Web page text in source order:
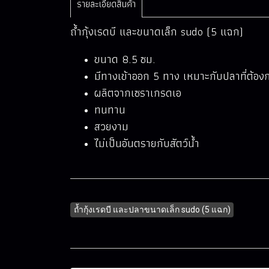
รายละเอียดสินค้า
ถ้ำกุ้งเรดบี และขนาดเล็ก sudo (5 แฉก)
ขนาด 8.5 ซม.
มีทางเข้าออก 5 ทาง เหมาะกับปลาที่ต้อ
ผลิตจากเซราเกรดเอ
ทนทาน
สวยงาม
ไม่เป็นอันตรายกับสัตว์น้ำ
ถ้ำกุ้งเรดบี และปลาขนาดเล็ก sudo (5 แฉก)